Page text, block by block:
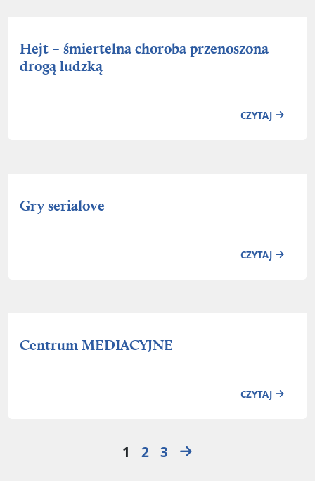
Hejt – śmiertelna choroba przenoszona
drogą ludzką
CZYTAJ
Gry serialove
CZYTAJ
Centrum MEDIACYJNE
CZYTAJ
Strona
1 Strona
2 Strona
3